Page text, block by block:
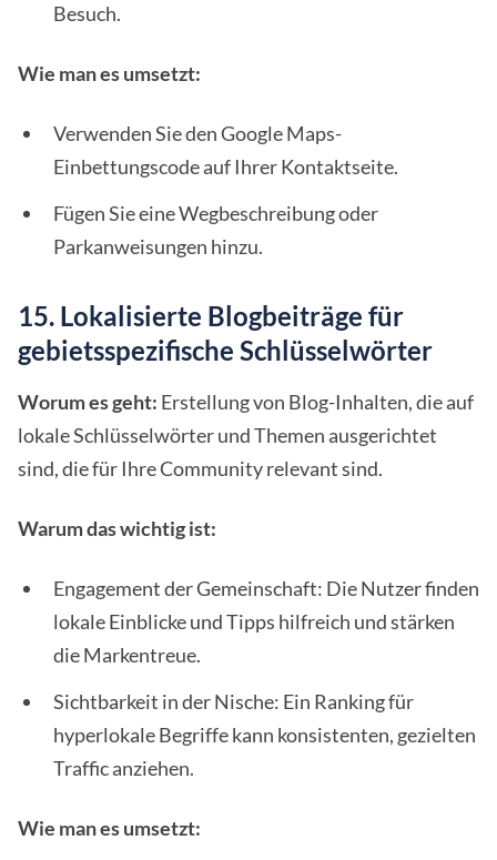
Besuch.
Wie man es umsetzt:
Verwenden Sie den Google Maps-
Einbettungscode auf Ihrer Kontaktseite.
Fügen Sie eine Wegbeschreibung oder
Parkanweisungen hinzu.
15. Lokalisierte Blogbeiträge für
gebietsspezifische Schlüsselwörter
Worum es geht: Erstellung von Blog-Inhalten, die auf
lokale Schlüsselwörter und Themen ausgerichtet
sind, die für Ihre Community relevant sind.
Warum das wichtig ist:
Engagement der Gemeinschaft: Die Nutzer finden
lokale Einblicke und Tipps hilfreich und stärken
die Markentreue.
Sichtbarkeit in der Nische: Ein Ranking für
hyperlokale Begriffe kann konsistenten, gezielten
Traffic anziehen.
Wie man es umsetzt: